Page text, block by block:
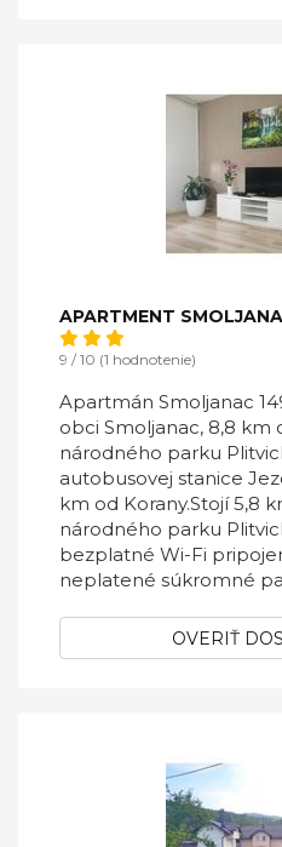
APARTMENT
9 / 10 (1 hodnotenie)
Apartmán Smoljanac
obci Smoljanac, 8,8 km
národného parku
autobusovej stanice
km od Korany.Stojí 5,8
národného parku
bezplatné Wi-Fi
neplatené súkromné
OVERIŤ